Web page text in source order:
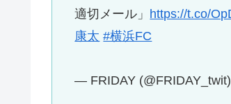
適切メール」 https://t.co/
康太 #横浜FC
— FRIDAY (@FRIDAY_twit)